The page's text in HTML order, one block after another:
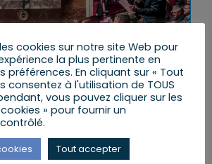
gouvernement sur
de la Banque
du climat.
cookies sur notre site Web pour
la plus pertinente en
préférences. En cliquant sur « Tout
consentez à l'utilisation de TOUS
vous pouvez cliquer sur les
» pour fournir un
Tout accepter